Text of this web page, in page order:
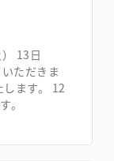
13日
ただきま
ます。 12
。